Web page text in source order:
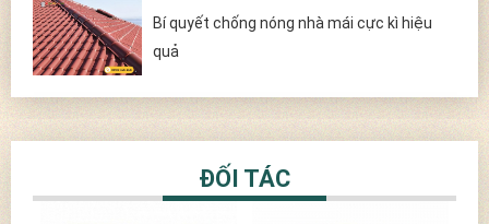
Bí quyết chống nóng nhà mái cực kì hiệu
quả
ĐỐI TÁC